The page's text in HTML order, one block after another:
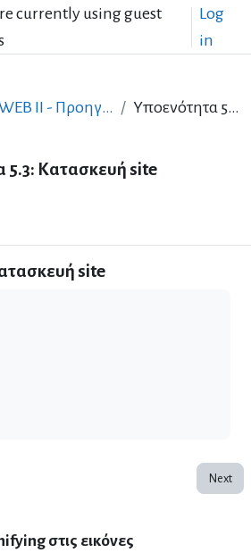
currently using guest
Log
in
WEB II - Προηγμένος σχεδιασμός Υποενότητα 5.3: Κατασκευή site
5.3: Κατασκευή site
site
Next
στις εικόνες